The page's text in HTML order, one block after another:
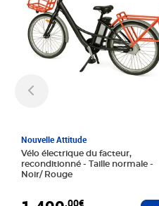
Nouvelle Attitude
Vélo électrique du facteur,
reconditionné - Taille normale -
Noir/ Rouge
,00€